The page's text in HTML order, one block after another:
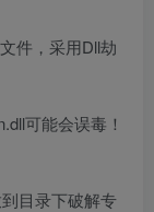
件，采用Dll劫
可能会误毒！
目录下破解专